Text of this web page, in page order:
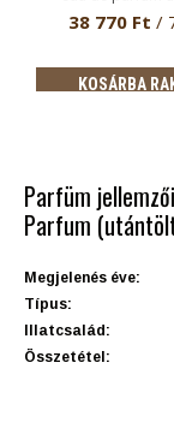
38 770 Ft /
KOSÁRBA
Parfüm
Parfum
Megjelenés éve:
Típus:
Illatcsalád:
Összetétel: